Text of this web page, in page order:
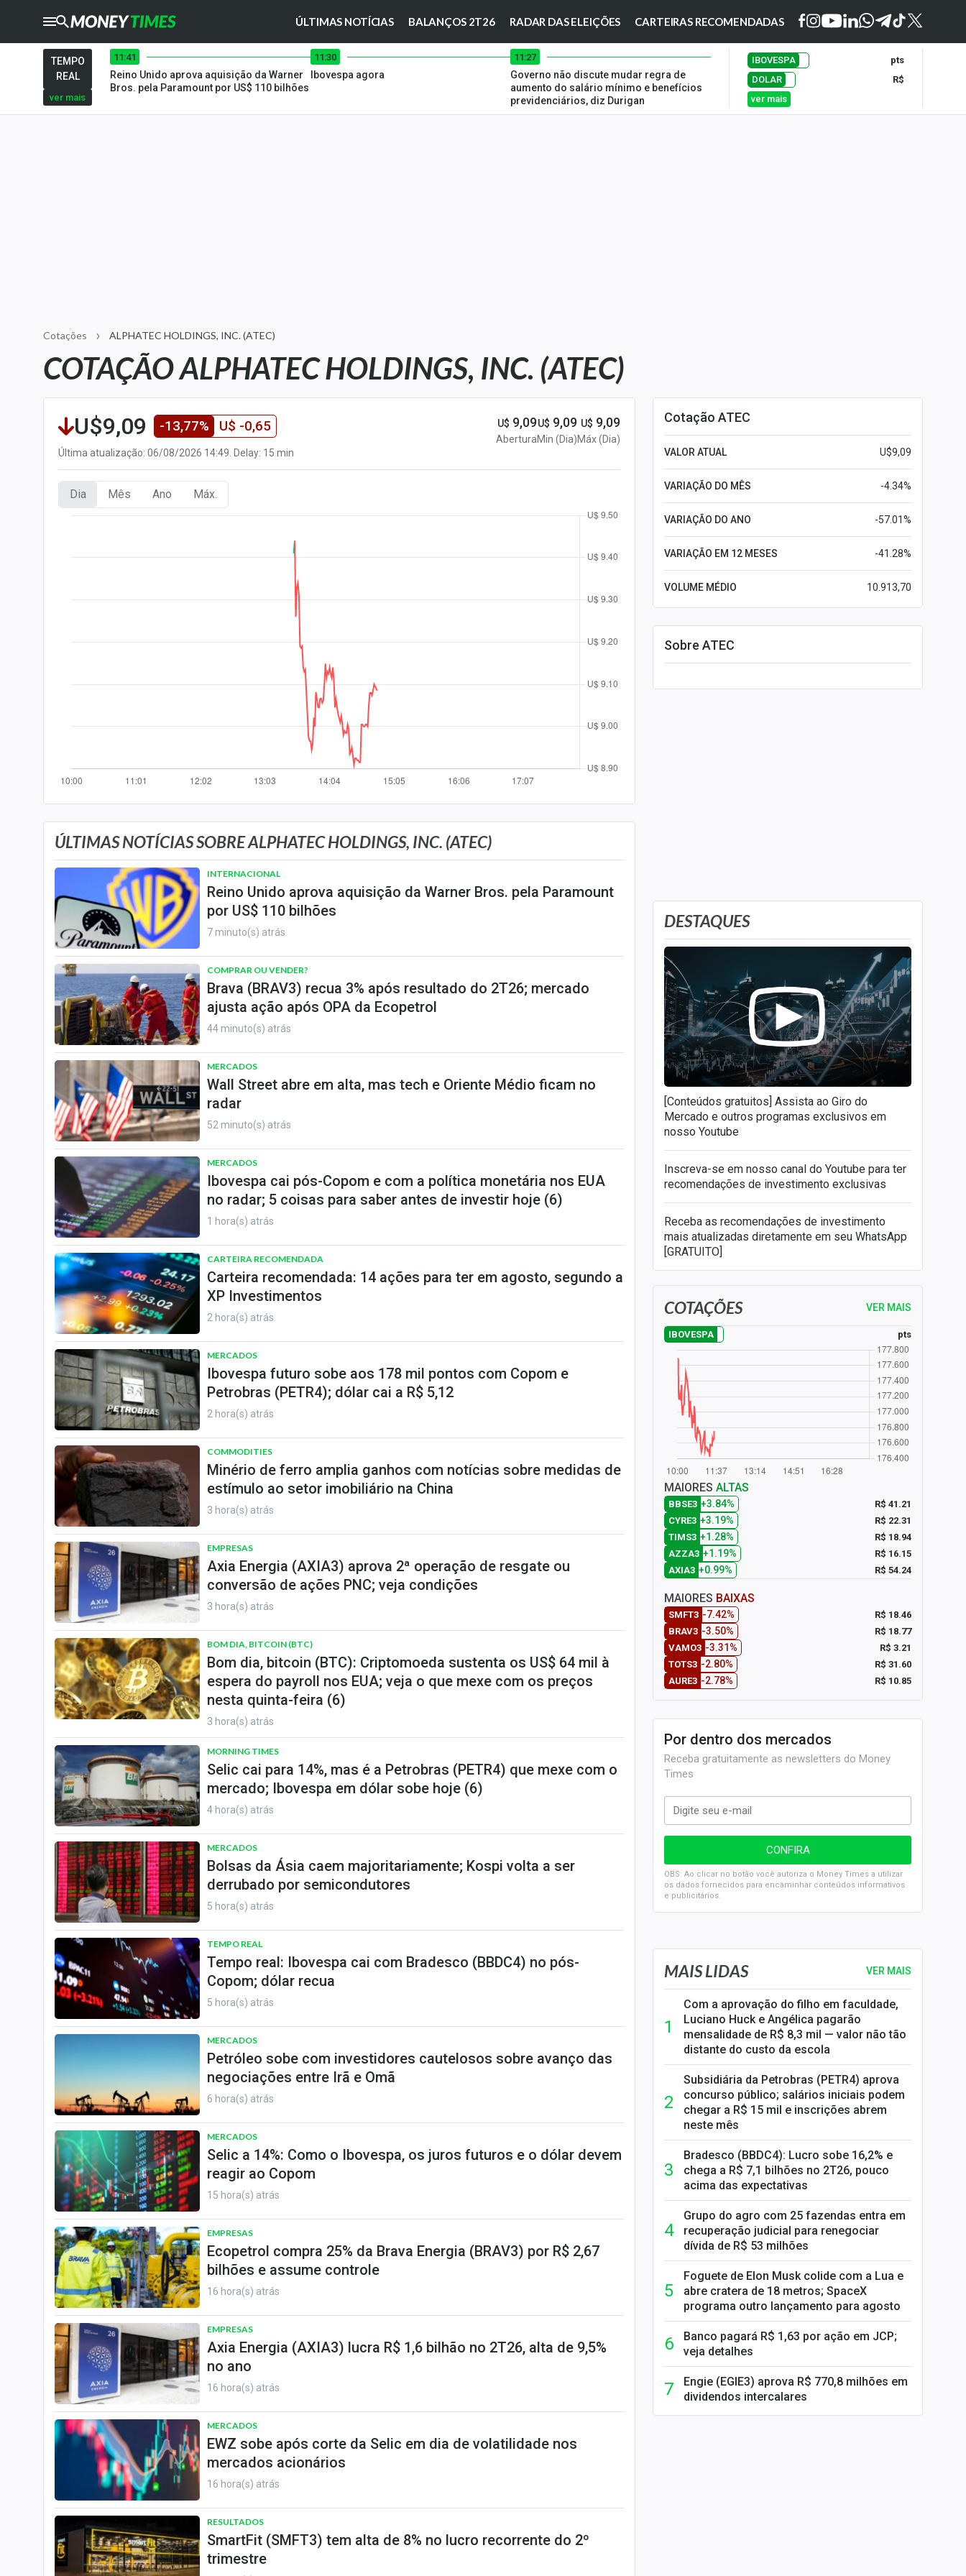
ÚLTIMAS NOTÍCIAS BALANÇOS 2T26 RADAR DAS ELEIÇÕES CARTEIRAS RECOMENDADAS
CRYPTOTIMES
TIMES
Ibovespa
Carteiras Recomendadas
Central de Dividendos
Central de Fundos
Imobiliários
Central dos IPOs
Renda Fixa
Finanças Pessoais
Expediente
Contato
TEMPO
REAL
ver mais
11:41
Reino Unido aprova aquisição da Warner
Bros. pela Paramount por US$ 110 bilhões
11:30
Ibovespa agora
11:27
Governo não discute mudar regra de
aumento do salário mínimo e benefícios
previdenciários, diz Durigan
IBOVESPA
pts
DOLAR
R$
ver mais
Cotações ALPHATEC HOLDINGS, INC. (ATEC)
COTAÇÃO ALPHATEC HOLDINGS, INC. (ATEC)
U$9,09 -13,77% U$ -0,65 U$ 9,09
Abertura
U$ 9,09
Min (Dia)
U$ 9,09
Máx (Dia)
Última atualização: 06/08/2026 14:49. Delay: 15 min
Dia Mês Ano Máx.
ÚLTIMAS NOTÍCIAS SOBRE ALPHATEC HOLDINGS, INC. (ATEC)
INTERNACIONAL
Reino Unido aprova aquisição da Warner Bros. pela Paramount
por US$ 110 bilhões
7 minuto(s) atrás
COMPRAR OU VENDER?
Brava (BRAV3) recua 3% após resultado do 2T26; mercado
ajusta ação após OPA da Ecopetrol
44 minuto(s) atrás
MERCADOS
Wall Street abre em alta, mas tech e Oriente Médio ficam no
radar
52 minuto(s) atrás
MERCADOS
Ibovespa cai pós-Copom e com a política monetária nos EUA
no radar; 5 coisas para saber antes de investir hoje (6)
1 hora(s) atrás
CARTEIRA RECOMENDADA
Carteira recomendada: 14 ações para ter em agosto, segundo a
XP Investimentos
2 hora(s) atrás
MERCADOS
Ibovespa futuro sobe aos 178 mil pontos com Copom e
Petrobras (PETR4); dólar cai a R$ 5,12
2 hora(s) atrás
COMMODITIES
Minério de ferro amplia ganhos com notícias sobre medidas de
estímulo ao setor imobiliário na China
3 hora(s) atrás
EMPRESAS
Axia Energia (AXIA3) aprova 2ª operação de resgate ou
conversão de ações PNC; veja condições
3 hora(s) atrás
BOM DIA, BITCOIN (BTC)
Bom dia, bitcoin (BTC): Criptomoeda sustenta os US$ 64 mil à
espera do payroll nos EUA; veja o que mexe com os preços
nesta quinta-feira (6)
3 hora(s) atrás
MORNING TIMES
Selic cai para 14%, mas é a Petrobras (PETR4) que mexe com o
mercado; Ibovespa em dólar sobe hoje (6)
4 hora(s) atrás
MERCADOS
Bolsas da Ásia caem majoritariamente; Kospi volta a ser
derrubado por semicondutores
5 hora(s) atrás
TEMPO REAL
Tempo real: Ibovespa cai com Bradesco (BBDC4) no pós-
Copom; dólar recua
5 hora(s) atrás
MERCADOS
Petróleo sobe com investidores cautelosos sobre avanço das
negociações entre Irã e Omã
6 hora(s) atrás
MERCADOS
Selic a 14%: Como o Ibovespa, os juros futuros e o dólar devem
reagir ao Copom
15 hora(s) atrás
EMPRESAS
Ecopetrol compra 25% da Brava Energia (BRAV3) por R$ 2,67
bilhões e assume controle
16 hora(s) atrás
EMPRESAS
Axia Energia (AXIA3) lucra R$ 1,6 bilhão no 2T26, alta de 9,5%
no ano
16 hora(s) atrás
MERCADOS
EWZ sobe após corte da Selic em dia de volatilidade nos
mercados acionários
16 hora(s) atrás
RESULTADOS
SmartFit (SMFT3) tem alta de 8% no lucro recorrente do 2º
trimestre
Cotação ATEC
VALOR ATUAL U$9,09
VARIAÇÃO DO MÊS -4.34%
VARIAÇÃO DO ANO -57.01%
VARIAÇÃO EM 12 MESES -41.28%
VOLUME MÉDIO 10.913,70
Sobre ATEC
Leia mais
DESTAQUES
[Conteúdos gratuitos] Assista ao Giro do
Mercado e outros programas exclusivos em
nosso Youtube
Inscreva-se em nosso canal do Youtube para ter
recomendações de investimento exclusivas
Receba as recomendações de investimento
mais atualizadas diretamente em seu WhatsApp
[GRATUITO]
COTAÇÕES VER MAIS
IBOVESPA pts
MAIORES ALTAS
BBSE3 +3.84%
R$ 41.21
CYRE3 +3.19%
R$ 22.31
TIMS3 +1.28%
R$ 18.94
AZZA3 +1.19%
R$ 16.15
AXIA3 +0.99% R$ 54.24
MAIORES BAIXAS
SMFT3 -7.42%
R$ 18.46
BRAV3 -3.50%
R$ 18.77
VAMO3 -3.31%
R$ 3.21
TOTS3 -2.80%
R$ 31.60
AURE3 -2.78% R$ 10.85
Por dentro dos mercados
Receba gratuitamente as newsletters do Money
Times
OBS: Ao clicar no botão você autoriza o Money Times a utilizar
os dados fornecidos para encaminhar conteúdos informativos
e publicitários.
SELIC em 14%: A repercussão da decisão sobre os JUROS
MAIS LIDAS VER MAIS
Com a aprovação do filho em faculdade,
Luciano Huck e Angélica pagarão
mensalidade de R$ 8,3 mil — valor não tão
distante do custo da escola
Subsidiária da Petrobras (PETR4) aprova
concurso público; salários iniciais podem
chegar a R$ 15 mil e inscrições abrem
neste mês
Bradesco (BBDC4): Lucro sobe 16,2% e
chega a R$ 7,1 bilhões no 2T26, pouco
acima das expectativas
Grupo do agro com 25 fazendas entra em
recuperação judicial para renegociar
dívida de R$ 53 milhões
Foguete de Elon Musk colide com a Lua e
abre cratera de 18 metros; SpaceX
programa outro lançamento para agosto
Banco pagará R$ 1,63 por ação em JCP;
veja detalhes
Engie (EGIE3) aprova R$ 770,8 milhões em
dividendos intercalares